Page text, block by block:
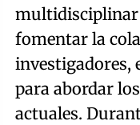
multidisciplinar
fomentar la
investigadores,
para abordar
actuales.